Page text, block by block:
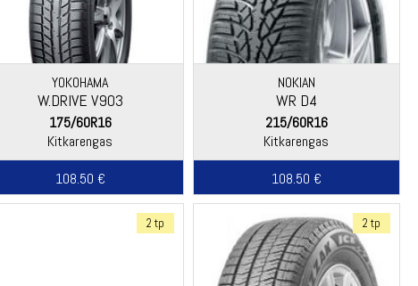
YOKOHAMA
W.DRIVE V903
175/60R16
Kitkarengas
108.50 €
NOKIAN
WR D4
215/60R16
Kitkarengas
108.50 €
2 tp 2 tp